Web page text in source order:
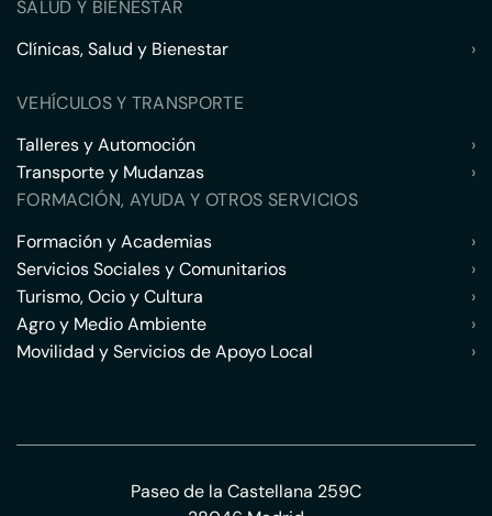
SALUD Y BIENESTAR
Clínicas, Salud y Bienestar
›
VEHÍCULOS Y TRANSPORTE
Talleres y Automoción
›
Transporte y Mudanzas
›
FORMACIÓN, AYUDA Y OTROS SERVICIOS
Formación y Academias
›
Servicios Sociales y Comunitarios
›
Turismo, Ocio y Cultura
›
Agro y Medio Ambiente
›
Movilidad y Servicios de Apoyo Local
›
Paseo de la Castellana 259C